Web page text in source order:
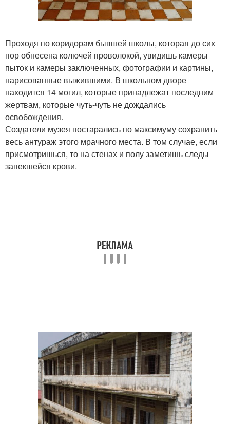
Проходя по коридорам бывшей школы, которая до сих
пор обнесена колючей проволокой, увидишь камеры
пыток и камеры заключенных, фотографии и картины,
нарисованные выжившими. В школьном дворе
находится 14 могил, которые принадлежат последним
жертвам, которые чуть-чуть не дождались
освобождения.
Создатели музея постарались по максимуму сохранить
весь антураж этого мрачного места. В том случае, если
присмотришься, то на стенах и полу заметишь следы
запекшейся крови.